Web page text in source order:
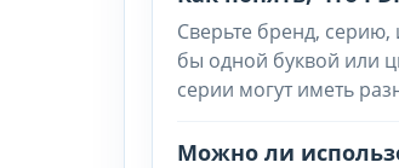
Сверьте бренд, серию,
бы одной буквой или
серии могут иметь
Можно ли